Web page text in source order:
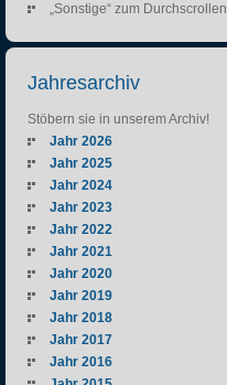
„Sonstige“ zum Durchscrollen
Jahresarchiv
Stöbern sie in unserem Archiv!
Jahr 2026
Jahr 2025
Jahr 2024
Jahr 2023
Jahr 2022
Jahr 2021
Jahr 2020
Jahr 2019
Jahr 2018
Jahr 2017
Jahr 2016